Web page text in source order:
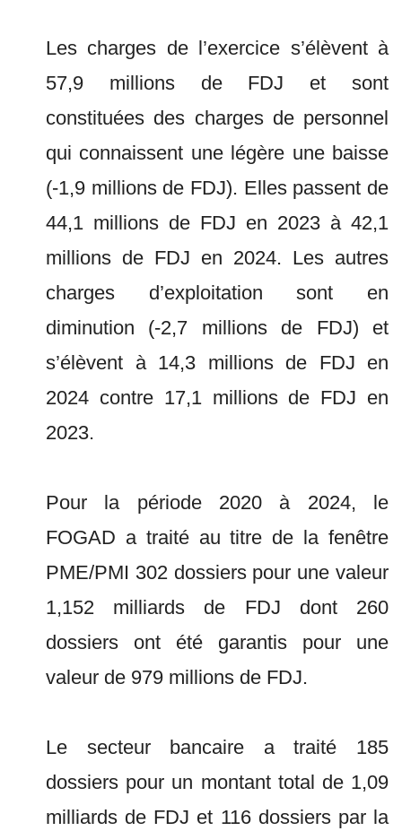
Les charges de l’exercice s’élèvent à
57,9 millions de FDJ et sont
constituées des charges de personnel
qui connaissent une légère une baisse
(-1,9 millions de FDJ). Elles passent de
44,1 millions de FDJ en 2023 à 42,1
millions de FDJ en 2024. Les autres
charges d’exploitation sont en
diminution (-2,7 millions de FDJ) et
s’élèvent à 14,3 millions de FDJ en
2024 contre 17,1 millions de FDJ en
2023.
Pour la période 2020 à 2024, le
FOGAD a traité au titre de la fenêtre
PME/PMI 302 dossiers pour une valeur
1,152 milliards de FDJ dont 260
dossiers ont été garantis pour une
valeur de 979 millions de FDJ.
Le secteur bancaire a traité 185
dossiers pour un montant total de 1,09
milliards de FDJ et 116 dossiers par la